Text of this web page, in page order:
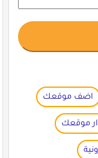
اضف موقعك
موقعك